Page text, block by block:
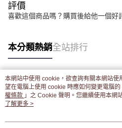
評價
喜歡這個商品嗎？購買後給他一個好
本分類熱銷全站排行
熱門標籤
本網站中使用 cookie，欲查詢有關本網站
望在電腦上使用 cookie 時應如何變更電腦
權條款 」之 Cookie 聲明。您繼續使用本網
用條款之 Cookie 聲明使用 cookie。
了解更多 >